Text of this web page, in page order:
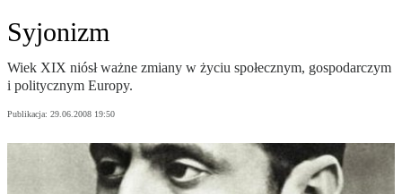
Syjonizm
Wiek XIX niósł ważne zmiany w życiu społecznym, gospodarczym
i politycznym Europy.
Publikacja: 29.06.2008 19:50